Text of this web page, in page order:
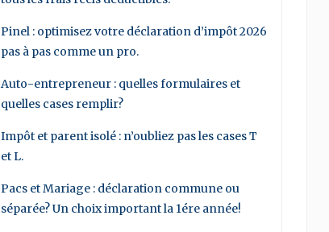
Pinel : optimisez votre déclaration d’impôt 2026
pas à pas comme un pro.
Auto-entrepreneur : quelles formulaires et
quelles cases remplir?
Impôt et parent isolé : n’oubliez pas les cases T
et L.
Pacs et Mariage : déclaration commune ou
séparée? Un choix important la 1ére année!